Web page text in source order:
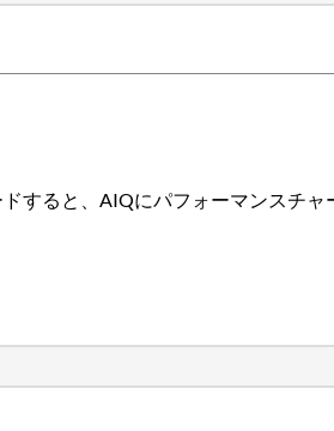
ると、AIQにパフォーマンスチャ